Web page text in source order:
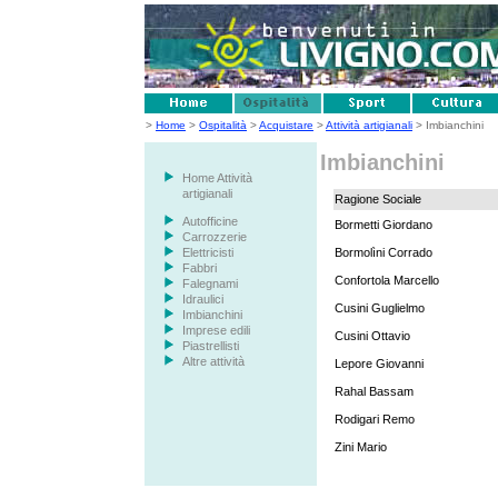
> Home > Ospitalità >Acquistare >Attività artigianali > Imbianchini
Home Attività
artigianali
Autofficine
Carrozzerie
Elettricisti
Fabbri
Falegnami
Idraulici
Imbianchini
Imprese edili
Piastrellisti
Altre attività
Imbianchini
Ragione Sociale
Bormetti Giordano
Bormolìni Corrado
Confortola Marcello
Cusini Guglielmo
Cusini Ottavio
Lepore Giovanni
Rahal Bassam
Rodigari Remo
Zini Mario